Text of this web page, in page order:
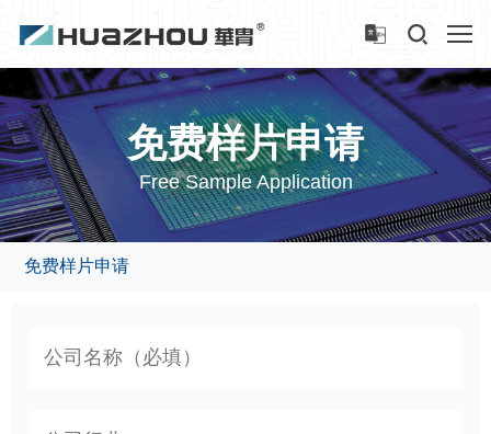
免费样片申请
Free Sample Application
免费样片申请